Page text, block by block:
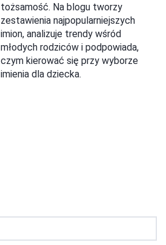
tożsamość. Na blogu tworzy
zestawienia najpopularniejszych
imion, analizuje trendy wśród
młodych rodziców i podpowiada,
czym kierować się przy wyborze
imienia dla dziecka.